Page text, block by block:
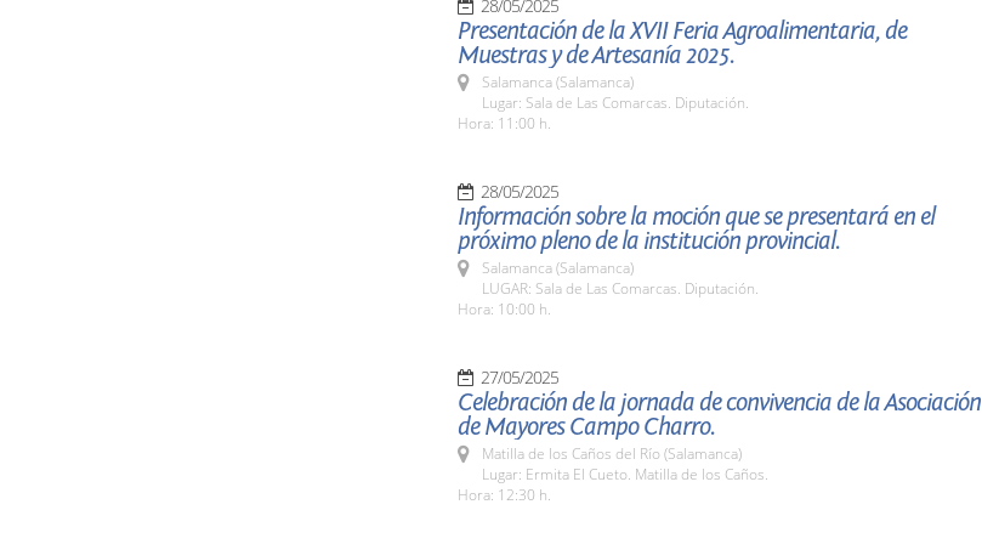
28/05/2025
Presentación de la XVII Feria Agroalimentaria, de
Muestras y de Artesanía 2025.
Salamanca (Salamanca)
Lugar: Sala de Las Comarcas. Diputación.
Hora: 11:00 h.
28/05/2025
Información sobre la moción que se presentará en el
próximo pleno de la institución provincial.
Salamanca (Salamanca)
LUGAR: Sala de Las Comarcas. Diputación.
Hora: 10:00 h.
27/05/2025
Celebración de la jornada de convivencia de la Asociación
de Mayores Campo Charro.
Matilla de los Caños del Río (Salamanca)
Lugar: Ermita El Cueto. Matilla de los Caños.
Hora: 12:30 h.